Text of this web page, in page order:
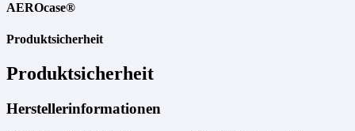
AEROcase®
Produktsicherheit
Produktsicherheit
Herstellerinformationen